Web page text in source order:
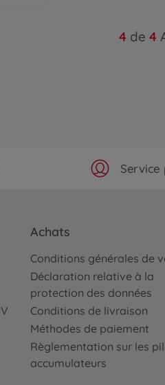
4de 4
Service
Achats
Conditions générales de
Déclaration relative à la
protection des données
Conditions de livraison
Méthodes de paiement
Règlementation sur les
accumulateurs